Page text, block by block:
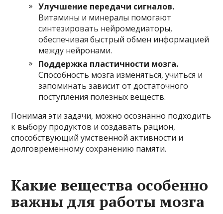
Улучшение передачи сигналов.
Витамины и минералы помогают
синтезировать нейромедиаторы,
обеспечивая быстрый обмен информацией
между нейронами.
Поддержка пластичности мозга.
Способность мозга изменяться, учиться и
запоминать зависит от достаточного
поступления полезных веществ.
Понимая эти задачи, можно осознанно подходить
к выбору продуктов и создавать рацион,
способствующий умственной активности и
долговременному сохранению памяти.
Какие вещества особенно
важны для работы мозга